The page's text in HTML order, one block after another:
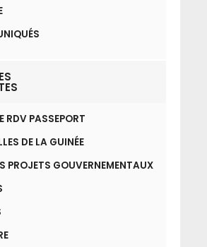
RDV PASSEPORT
DE LA GUINÉE
PROJETS GOUVERNEMENTAUX